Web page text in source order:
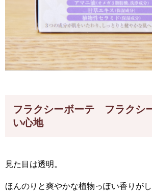
フラクシーボーテ フラクシ
い心地
見た目は透明。
ほんのりと爽やかな植物っぽい香りが